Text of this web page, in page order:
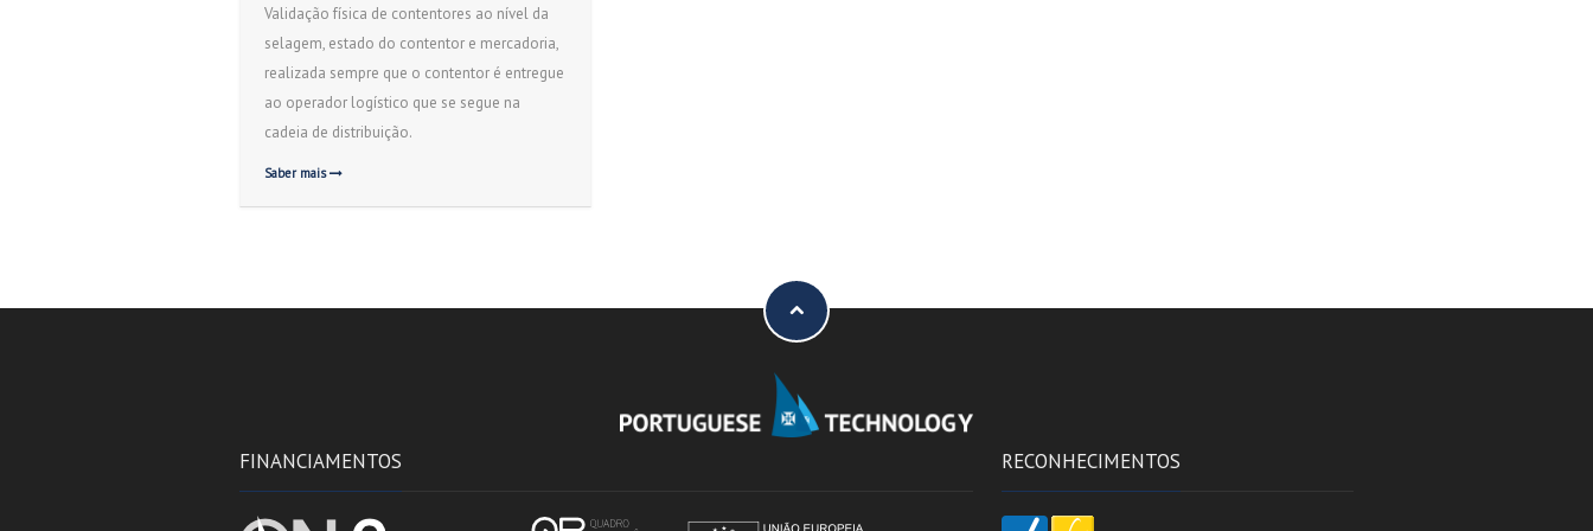
Validação física de contentores ao nível da
selagem, estado do contentor e mercadoria,
realizada sempre que o contentor é entregue
ao operador logístico que se segue na
cadeia de distribuição.
Saber mais
FINANCIAMENTOS RECONHECIMENTOS